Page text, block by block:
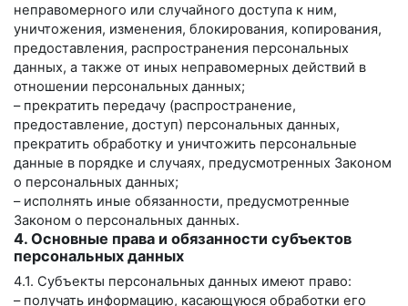
неправомерного или случайного доступа к ним,
уничтожения, изменения, блокирования, копирования,
предоставления, распространения персональных
данных, а также от иных неправомерных действий в
отношении персональных данных;
– прекратить передачу (распространение,
предоставление, доступ) персональных данных,
прекратить обработку и уничтожить персональные
данные в порядке и случаях, предусмотренных Законом
о персональных данных;
– исполнять иные обязанности, предусмотренные
Законом о персональных данных.
4. Основные права и обязанности субъектов
персональных данных
4.1. Субъекты персональных данных имеют право:
– получать информацию, касающуюся обработки его